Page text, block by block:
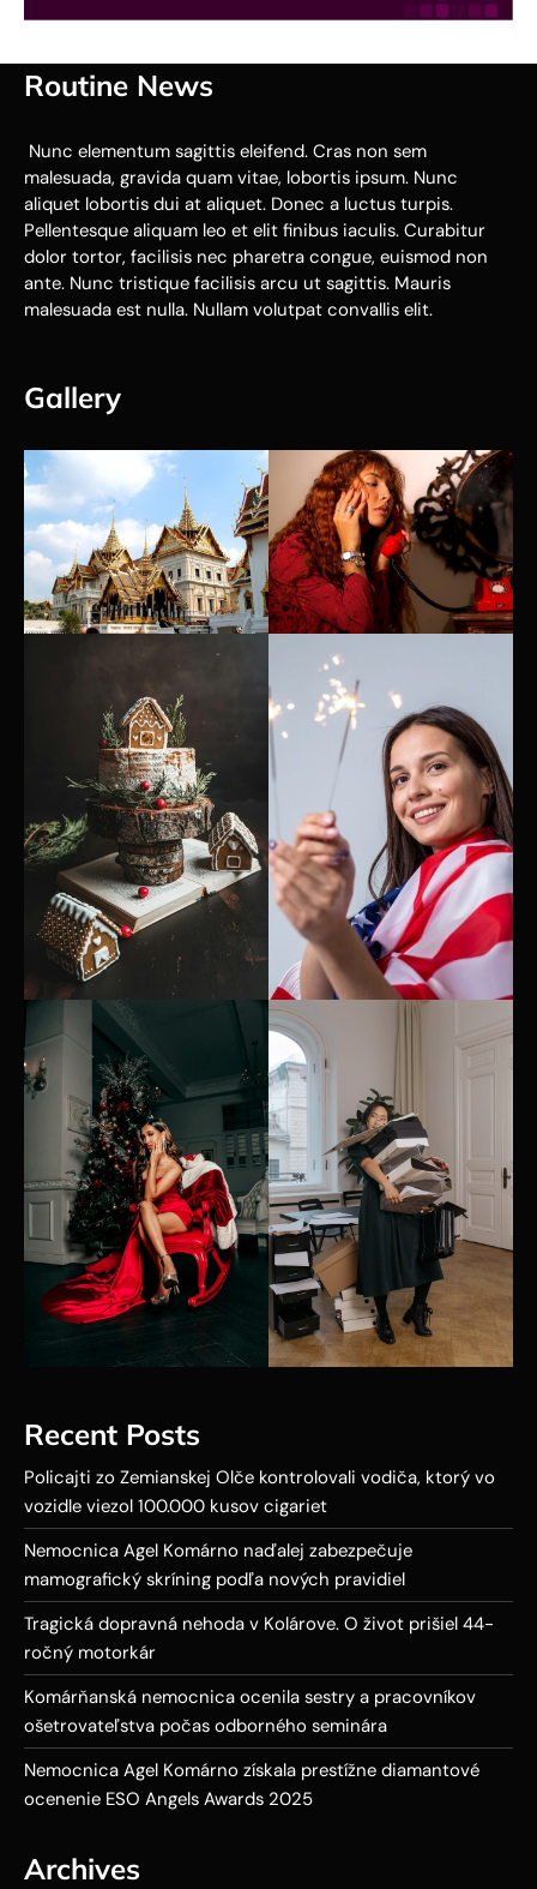
Routine News
Nunc elementum sagittis eleifend. Cras non sem
malesuada, gravida quam vitae, lobortis ipsum. Nunc
aliquet lobortis dui at aliquet. Donec a luctus turpis.
Pellentesque aliquam leo et elit finibus iaculis. Curabitur
dolor tortor, facilisis nec pharetra congue, euismod non
ante. Nunc tristique facilisis arcu ut sagittis. Mauris
malesuada est nulla. Nullam volutpat convallis elit.
Gallery
Recent Posts
Policajti zo Zemianskej Olče kontrolovali vodiča, ktorý vo
vozidle viezol 100.000 kusov cigariet
Nemocnica Agel Komárno naďalej zabezpečuje
mamografický skríning podľa nových pravidiel
Tragická dopravná nehoda v Kolárove. O život prišiel 44-
ročný motorkár
Komárňanská nemocnica ocenila sestry a pracovníkov
ošetrovateľstva počas odborného seminára
Nemocnica Agel Komárno získala prestížne diamantové
ocenenie ESO Angels Awards 2025
Archives